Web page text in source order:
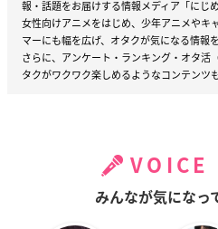
報・話題をお届けする情報メディア「にじめ
女性向けアニメをはじめ、少年アニメやキ
マーにも幅を広げ、オタクが気になる情報
さらに、アンケート・ランキング・オタ活
タクがワクワク楽しめるようなコンテンツ
VOICE
みんなが気になっ